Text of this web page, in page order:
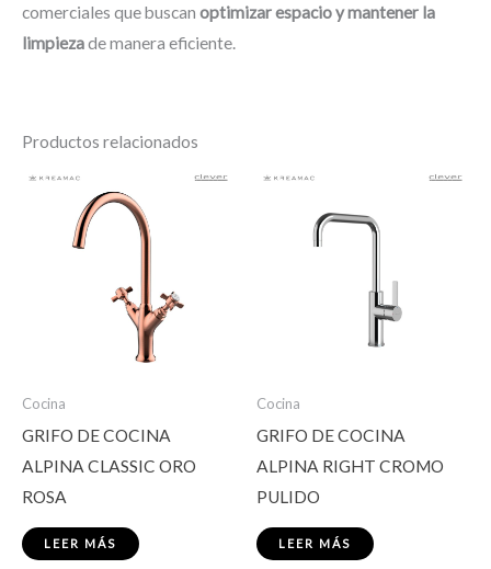
comerciales que buscan optimizar espacio y mantener la
limpiezade manera eficiente.
Productos relacionados
Cocina
GRIFO DE COCINA
ALPINA CLASSIC ORO
ROSA
LEER MÁS
Cocina
GRIFO DE COCINA
ALPINA RIGHT CROMO
PULIDO
LEER MÁS